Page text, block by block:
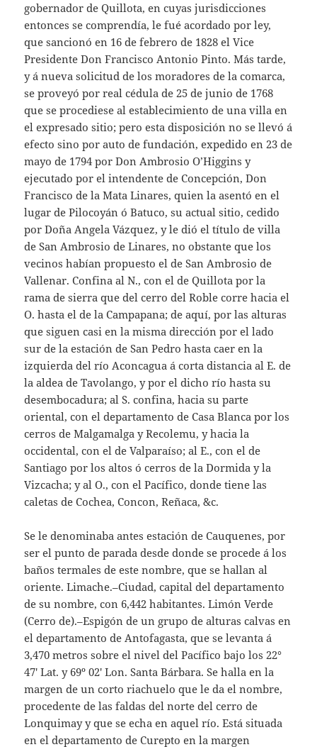
gobernador de Quillota, en cuyas jurisdicciones
entonces se comprendía, le fué acordado por ley,
que sancionó en 16 de febrero de 1828 el Vice
Presidente Don Francisco Antonio Pinto. Más tarde,
y á nueva solicitud de los moradores de la comarca,
se proveyó por real cédula de 25 de junio de 1768
que se procediese al establecimiento de una villa en
el expresado sitio; pero esta disposición no se llevó á
efecto sino por auto de fundación, expedido en 23 de
mayo de 1794 por Don Ambrosio O’Higgins y
ejecutado por el intendente de Concepción, Don
Francisco de la Mata Linares, quien la asentó en el
lugar de Pilocoyán ó Batuco, su actual sitio, cedido
por Doña Angela Vázquez, y le dió el título de villa
de San Ambrosio de Linares, no obstante que los
vecinos habían propuesto el de San Ambrosio de
Vallenar. Confina al N., con el de Quillota por la
rama de sierra que del cerro del Roble corre hacia el
O. hasta el de la Campapana; de aquí, por las alturas
que siguen casi en la misma dirección por el lado
sur de la estación de San Pedro hasta caer en la
izquierda del río Aconcagua á corta distancia al E. de
la aldea de Tavolango, y por el dicho río hasta su
desembocadura; al S. confina, hacia su parte
oriental, con el departamento de Casa Blanca por los
cerros de Malgamalga y Recolemu, y hacia la
occidental, con el de Valparaíso; al E., con el de
Santiago por los altos ó cerros de la Dormida y la
Vizcacha; y al O., con el Pacífico, donde tiene las
caletas de Cochea, Concon, Reñaca, &c.
Se le denominaba antes estación de Cauquenes, por
ser el punto de parada desde donde se procede á los
baños termales de este nombre, que se hallan al
oriente. Limache.–Ciudad, capital del departamento
de su nombre, con 6,442 habitantes. Limón Verde
(Cerro de).–Espigón de un grupo de alturas calvas en
el departamento de Antofagasta, que se levanta á
3,470 metros sobre el nivel del Pacífico bajo los 22°
47′ Lat. y 69º 02′ Lon. Santa Bárbara. Se halla en la
margen de un corto riachuelo que le da el nombre,
procedente de las faldas del norte del cerro de
Lonquimay y que se echa en aquel río. Está situada
en el departamento de Curepto en la margen